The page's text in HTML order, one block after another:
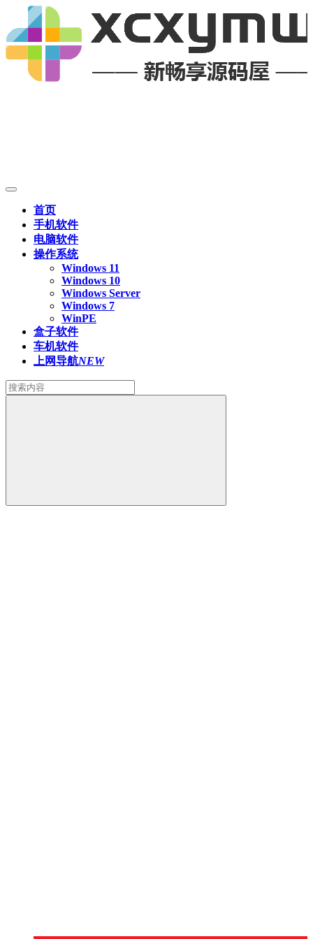
首页
手机软件
电脑软件
操作系统
Windows 11
Windows 10
Windows Server
Windows 7
WinPE
盒子软件
车机软件
上网导航NEW